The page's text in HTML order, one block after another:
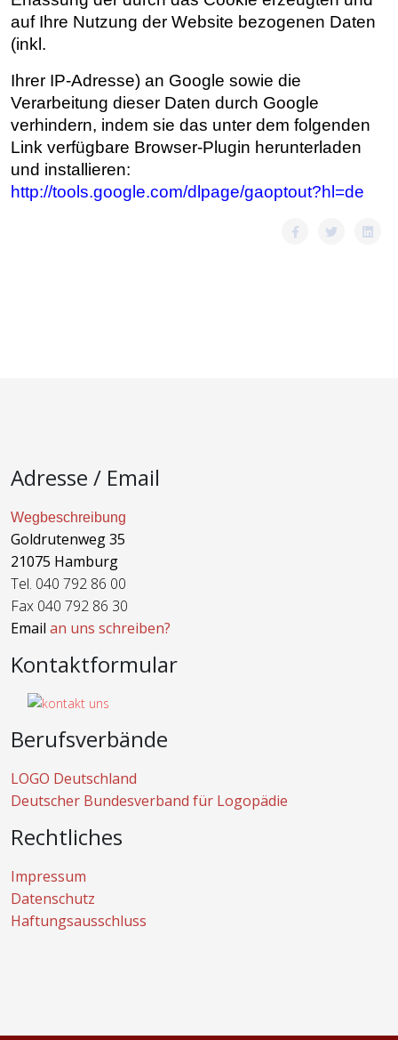
auf Ihre Nutzung der Website bezogenen Daten
(inkl.
Ihrer IP-Adresse) an Google sowie die
Verarbeitung dieser Daten durch Google
verhindern, indem sie das unter dem folgenden
Link verfügbare Browser-Plugin herunterladen
und installieren:
http://tools.google.com/dlpage/gaoptout?hl=de
Adresse / Email
Wegbeschreibung
Goldrutenweg 35
21075 Hamburg
Tel. 040 792 86 00
Fax 040 792 86 30
Email an uns schreiben?
Kontaktformular
Berufsverbände
LOGO Deutschland
Deutscher Bundesverband für Logopädie
Rechtliches
Impressum
Datenschutz
Haftungsausschluss